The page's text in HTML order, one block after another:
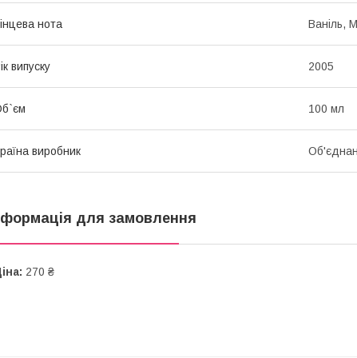
нота Ваніль,
випуску 2005
100 мл
виробник
для замовлення
270 ₴